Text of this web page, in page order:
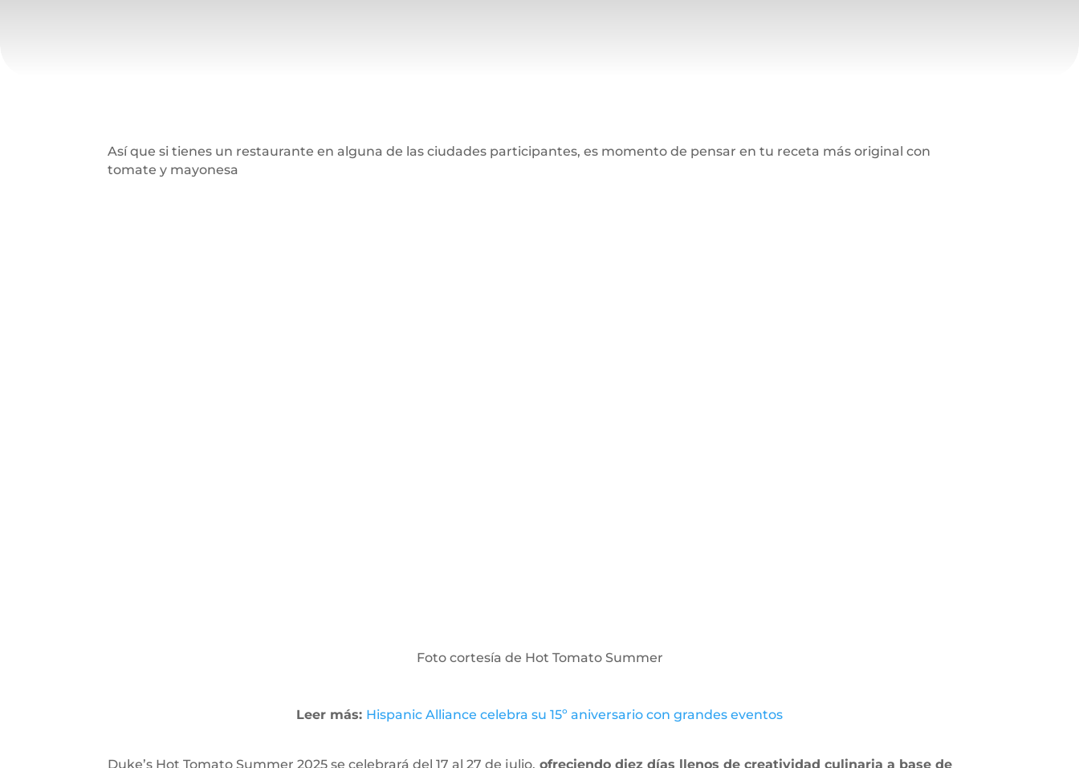
Así que si tienes un restaurante en alguna de las ciudades participantes, es momento de pensar en tu receta más original con
tomate y mayonesa
Foto cortesía de Hot Tomato Summer
Leer más: Hispanic Alliance celebra su 15º aniversario con grandes eventos
Duke’s Hot Tomato Summer 2025 se celebrará del 17 al 27 de julio, ofreciendo diez días llenos de creatividad culinaria a base de